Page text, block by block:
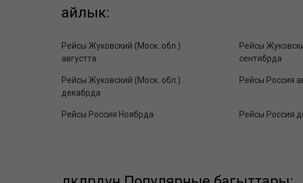
айлык:
Рейсы Жуковский (Моск. обл.)
августта
Рейсы
сентябрда
Рейсы Жуковский (Моск. обл.)
декабрда
Рейсы Россия
Рейсы Россия Ноябрда Рейсы Россия